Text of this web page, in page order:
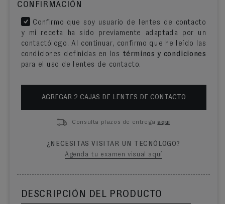
CONFIRMACIÓN
Confirmo que soy usuario de lentes de contacto
y mi receta ha sido previamente adaptada por un
contactólogo. Al continuar, confirmo que he leído las
condiciones definidas en los términos y condiciones
para el uso de lentes de contacto.
AGREGAR 2 CAJAS DE LENTES DE CONTACTO
Consulta plazos de entrega aquí
¿NECESITAS VISITAR UN TECNÓLOGO?
Agenda tu examen visual aquí
DESCRIPCIÓN DEL PRODUCTO